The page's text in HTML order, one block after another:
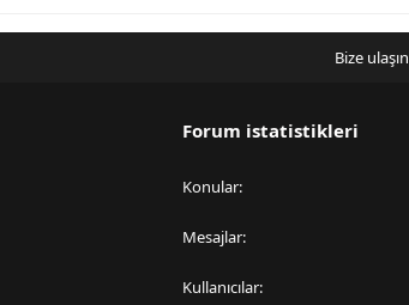
Bize ulaşın
Forum istatistikleri
Konular
Mesajlar
Kullanıcılar